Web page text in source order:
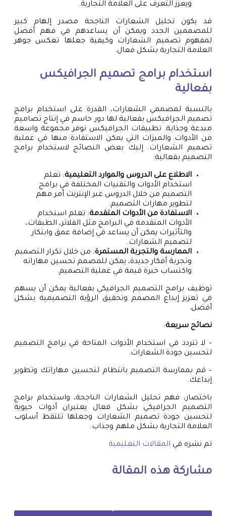
ويعزز التعرف على العلامة التجارية.
قد يكون تحليل الشعارات الناجحة مصدر إلهام كبير
للمصممين الجدد ويمكن أن يساعدهم في فهم أفضل
لمفهوم تصميم الشعارات وكيفية جعلها تعكس جوهر
العلامة التجارية بشكل فعال.
استخدام برامج تصميم الجرافيكس
بفعالية
بالنسبة لمصممي الشعارات، القدرة على استخدام برامج
تصميم الجرافيكس بفعالية لها دور حاسم في إنتاج تصاميم
مبدعة وجذابة. تطبيقات الجرافيكس توفر مجموعة واسعة
من الأدوات والميزات التي يمكن الاستفادة منها في عملية
تصميم الشعارات. إليك بعض النصائح لاستخدام برامج
التصميم بفعالية:
الاطلاع على الدروس والموارد التعليمية: تعلم
استخدام الأدوات والتقنيات المختلفة في برامج
التصميم من خلال الدروس عبر الإنترنت أمر مهم
لتطوير مهارات التصميم.
الاستفادة من الأدوات المتقدمة: تعلم استخدام
الأدوات المتقدمة في البرامج مثل الفلاتر، الطبقات،
والتأثيرات يمكن أن يساعد في إضافة عمق وابتكار
لتصميم الشعارات.
الممارسة والتجربة المستمرة: من خلال تكرار التصميم
وتجربة أفكار جديدة، يمكن للمصمم تحسين مهاراته
واكتساب خبرة قيمة في عملية التصميم.
توظيف برامج التصميم الجرافيكي بفعالية يمكن أن يسهم
في تعزيز إبداع المصمم وتحقيق الرؤية التصميمية بشكل
أفضل.
نصائح سريعة:
– لا تتردد في استخدام الأدوات المتاحة في برامج التصميم
لتحسين جودة الشعارات.
– قم بممارسة التصميم بانتظام لتحسين مهاراتك وتطوير
إبداعك.
باختصار، فهم تحليل الشعارات الناجحة، واستخدام برامج
التصميم الجرافيكي بشكل فعال يعتبران أدوات حيوية
لتحسين جودة تصميم الشعارات وجعلها تلتقط أسلوب
العلامة التجارية بشكل ملهم وجذاب.
تم نشره في المقالات التعليمية
مشاركة هذه المقالة